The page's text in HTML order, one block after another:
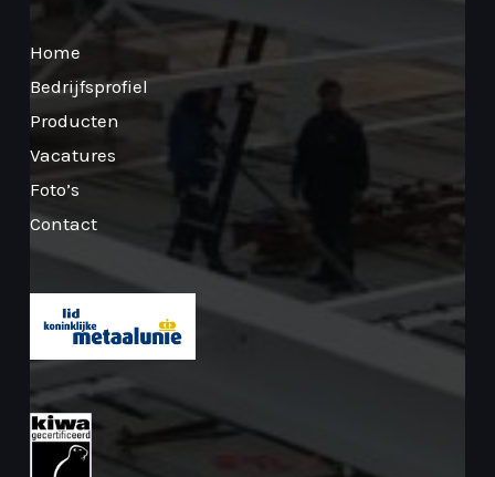
Home
Bedrijfsprofiel
Producten
Vacatures
Foto’s
Contact